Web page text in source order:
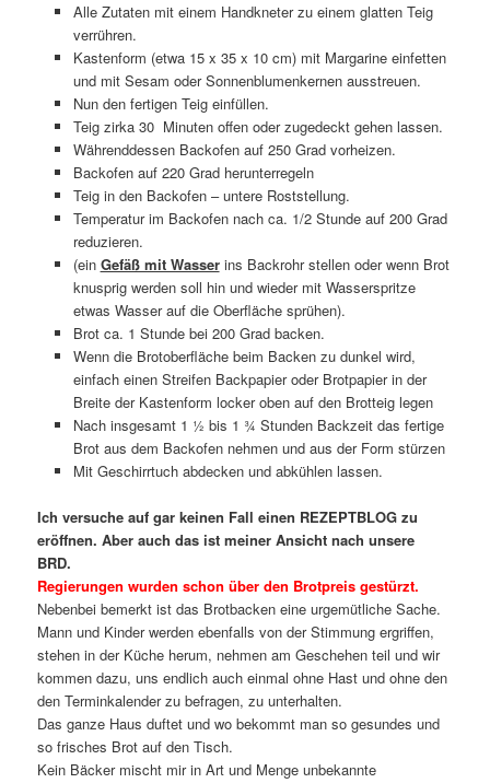
Alle Zutaten mit einem Handkneter zu einem glatten Teig
verrühren.
Kastenform (etwa 15 x 35 x 10 cm) mit Margarine einfetten
und mit Sesam oder Sonnenblumenkernen ausstreuen.
Nun den fertigen Teig einfüllen.
Teig zirka 30 Minuten offen oder zugedeckt gehen lassen.
Währenddessen Backofen auf 250 Grad vorheizen.
Backofen auf 220 Grad herunterregeln
Teig in den Backofen – untere Roststellung.
Temperatur im Backofen nach ca. 1/2 Stunde auf 200 Grad
reduzieren.
(ein Gefäß mit Wasserins Backrohr stellen oder wenn Brot
knusprig werden soll hin und wieder mit Wasserspritze
etwas Wasser auf die Oberfläche sprühen).
Brot ca. 1 Stunde bei 200 Grad backen.
Wenn die Brotoberfläche beim Backen zu dunkel wird,
einfach einen Streifen Backpapier oder Brotpapier in der
Breite der Kastenform locker oben auf den Brotteig legen
Nach insgesamt 1 ½ bis 1 ¾ Stunden Backzeit das fertige
Brot aus dem Backofen nehmen und aus der Form stürzen
Mit Geschirrtuch abdecken und abkühlen lassen.
Ich versuche auf gar keinen Fall einen REZEPTBLOG zu
eröffnen. Aber auch das ist meiner Ansicht nach unsere
BRD.
Regierungen wurden schon über den Brotpreis gestürzt.
Nebenbei bemerkt ist das Brotbacken eine urgemütliche Sache.
Mann und Kinder werden ebenfalls von der Stimmung ergriffen,
stehen in der Küche herum, nehmen am Geschehen teil und wir
kommen dazu, uns endlich auch einmal ohne Hast und ohne den
den Terminkalender zu befragen, zu unterhalten.
Das ganze Haus duftet und wo bekommt man so gesundes und
so frisches Brot auf den Tisch.
Kein Bäcker mischt mir in Art und Menge unbekannte